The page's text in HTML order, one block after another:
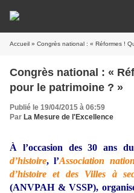
Accueil » Congrès national : « Réformes !
Congrès national : «
pour le patrimoine ? »
Publié le 19/04/2015 à 06:59
Par La Mesure de l'Excellence
À l’occasion des 30 ans
d’histoire, l’Association
d’histoire et des Villes à
(ANVPAH & VSSP),